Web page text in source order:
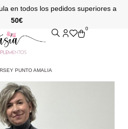
en todos los pedidos superiores a
50€
0
PUNTO AMALIA